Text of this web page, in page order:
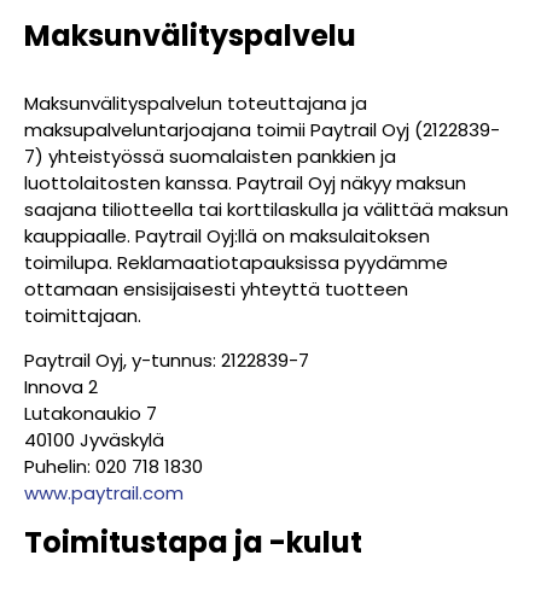
Maksunvälityspalvelu
Maksunvälityspalvelun toteuttajana ja
maksupalveluntarjoajana toimii Paytrail Oyj (2122839-
7) yhteistyössä suomalaisten pankkien ja
luottolaitosten kanssa. Paytrail Oyj näkyy maksun
saajana tiliotteella tai korttilaskulla ja välittää maksun
kauppiaalle. Paytrail Oyj:llä on maksulaitoksen
toimilupa. Reklamaatiotapauksissa pyydämme
ottamaan ensisijaisesti yhteyttä tuotteen
toimittajaan.
Paytrail Oyj, y-tunnus: 2122839-7
Innova 2
Lutakonaukio 7
40100 Jyväskylä
Puhelin: 020 718 1830
www.paytrail.com
Toimitustapa ja -kulut